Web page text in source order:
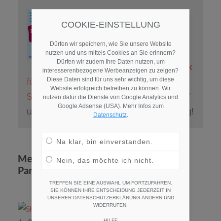
Hol DirDeinen Affiliate Link
für das Produkt „Innovative
Stellenanzeigen Mustertexte Recruiter“
und
verdiene 8,71 Europro Vermittlung!
Mein sheetmusicplus.com Affiliate
Partner Programm
COOKIE-EINSTELLUNG
Dürfen wir speichern, wie Sie unsere Website
nutzen und uns mittels Cookies an Sie erinnern?
Dürfen wir zudem Ihre Daten nutzen, um
interesserenbezogene Werbeanzeigen zu zeigen?
Diese Daten sind für uns sehr wichtig, um diese
Website erfolgreich betreiben zu können. Wir
nutzen dafür die Dienste von Google Analytics und
Google Adsense (USA). Mehr Infos zum
Datenschutz.
Na klar, bin einverstanden.
Nein, das möchte ich nicht.
TREFFEN SIE EINE AUSWAHL UM FORTZUFAHREN.
SIE KÖNNEN IHRE ENTSCHEIDUNG JEDERZEIT IN
UNSERER DATENSCHUTZERKLÄRUNG ÄNDERN UND
WIDERRUFEN.
HILFE